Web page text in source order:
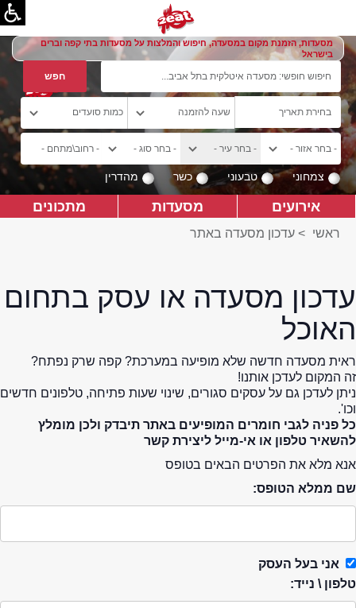
מסעדות, הזמנת מקום במסעדה, חיפוש והמלצות על מסעדות בתי קפה וברים
בישראל
צמחוני טבעוני כשר מהדרין
אירועים מסעדות מתכונים
ראשי > עדכון מסעדה באתר
עדכון מסעדה או עסק בתחום
האוכל
ראית מסעדה חדשה שלא מופיעה במערכת? קפה שרק נפתח?
זה המקום לעדכן אותנו!
ניתן לעדכן גם על עסקים סגורים, שינוי שעות פתיחה, טלפונים חדשים
וכו'.
כל פניה לגבי חומרים המופיעים באתר תיבדק ולכן מומלץ
להשאיר טלפון או אי-מייל ליצירת קשר
אנא מלא את הפרטים הבאים בטופס
שם ממלא הטופס:
אני בעל העסק
טלפון \ נייד: